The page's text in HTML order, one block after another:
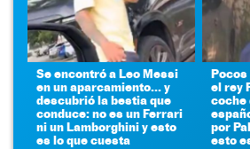
Se encontró a Leo Messi
en un aparcamiento... y
descubrió la bestia que
conduce: no es un Ferrari
ni un Lamborghini y esto
es lo que cuesta
el rey
coche
por
esto